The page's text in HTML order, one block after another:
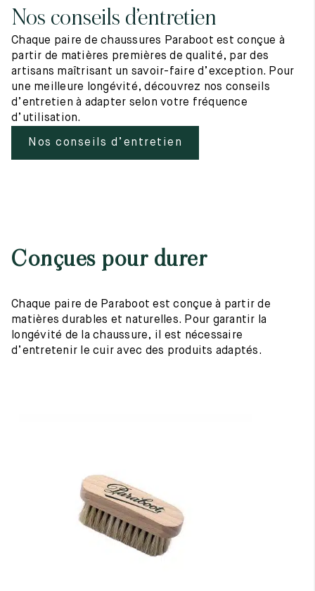
Nos conseils d’entretien
Chaque paire de chaussures Paraboot est conçue à
partir de matières premières de qualité, par des
artisans maîtrisant un savoir-faire d’exception. Pour
une meilleure longévité, découvrez nos conseils
d’entretien à adapter selon votre fréquence
d’utilisation.
Nos conseils d’entretien
Conçues pour durer
Chaque paire de Paraboot est conçue à partir de
matières durables et naturelles. Pour garantir la
longévité de la chaussure, il est nécessaire
d’entretenir le cuir avec des produits adaptés.